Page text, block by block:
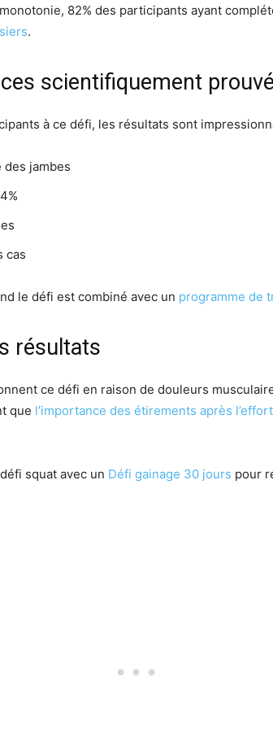
82% des participants ayant
.
scientifiquement
à ce défi, les résultats sont
des jambes
cas
le défi est combiné avec un programme de
résultats
ce défi en raison de douleurs
que l’importance des étirements après l’effort
squat avec un Défi gainage 30 jours pour